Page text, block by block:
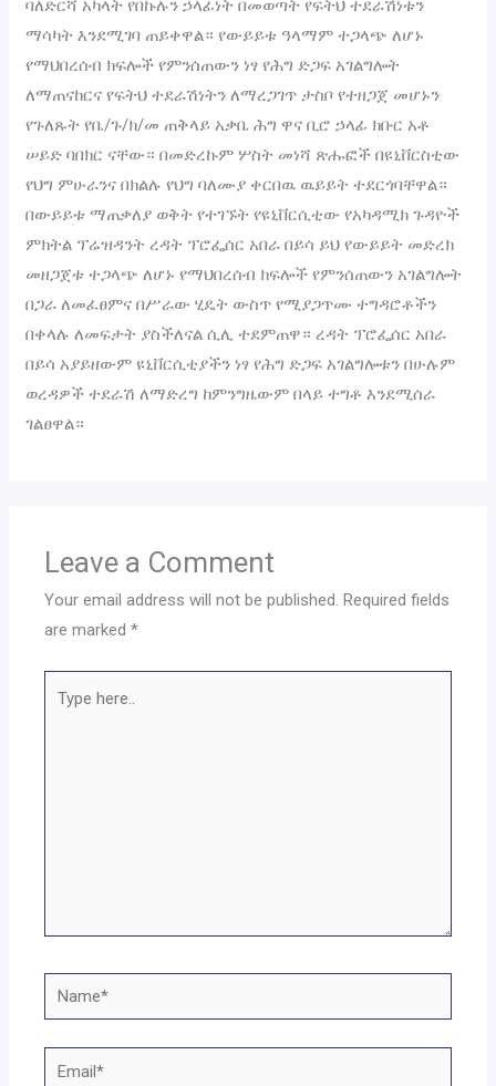
ባለድርሻ አካላት የበኩሉን ኃላፊነት በመወጣት የፍትህ ተደራሽነቱን
ማሳካት እንደሚገባ ጠይቀዋል። የውይይቱ ዓላማም ተጋላጭ ለሆኑ
የማህበረሰብ ክፍሎች የምንሰጠውን ነፃ የሕግ ድጋፍ አገልግሎት
ለማጠናከርና የፍትህ ተደራሽነትን ለማረጋገጥ ታስቦ የተዘጋጀ መሆኑን
የጉለጹት የቤ/ጉ/ክ/መ ጠቅላይ አቃቤ ሕግ ዋና ቢሮ ኃላፊ ክቡር አቶ
ሠይድ ባበክር ናቸው። በመድረኩም ሦስት መነሻ ጽሑፎች በዩኒቨርስቲው
የህግ ምሁራንና በክልሉ የህግ ባለሙያ ቀርበዉ ዉይይት ተደርጎባቸዋል።
በውይይቱ ማጠቃለያ ወቅት የተገኙት የዩኒቨርሲቲው የአካዳሚክ ጉዳዮች
ምክትል ፕሬዝዳንት ረዳት ፕሮፌሰር አበራ በይሳ ይህ የውይይት መድረክ
መዘጋጀቱ ተጋላጭ ለሆኑ የማህበረሰብ ክፍሎች የምንሰጠውን አገልግሎት
በጋራ ለመፈፀምና በሥራው ሂዴት ውስጥ የሚያጋጥሙ ተግዳሮቶችን
በቀላሉ ለመፍታት ያስችለናል ሲሊ ተደምጠዋ። ረዳት ፕሮፌሰር አበራ
በይሳ አያይዘውም ዩኒቨርሲቲያችን ነፃ የሕግ ድጋፍ አገልግሎቱን በሁሉም
ወረዳዎች ተደራሽ ለማድረግ ከምንግዜውም በላይ ተግቶ እንደሚሰራ
ገልፀዋል።
Leave a Comment
Your email address will not be published. Required fields
are marked*
here..
Name*
Email*